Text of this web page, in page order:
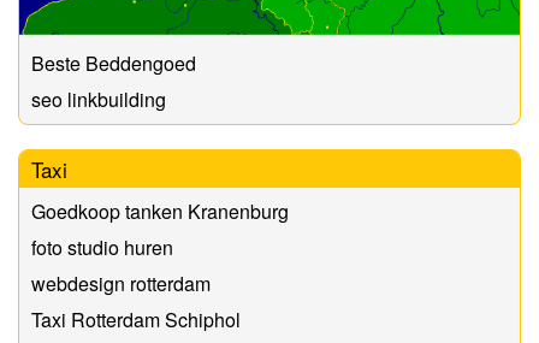
Beste Beddengoed
seo linkbuilding
Taxi
Goedkoop tanken Kranenburg
foto studio huren
webdesign rotterdam
Taxi Rotterdam Schiphol